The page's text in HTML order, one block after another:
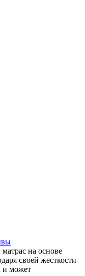
на основе
своей жесткости
и может